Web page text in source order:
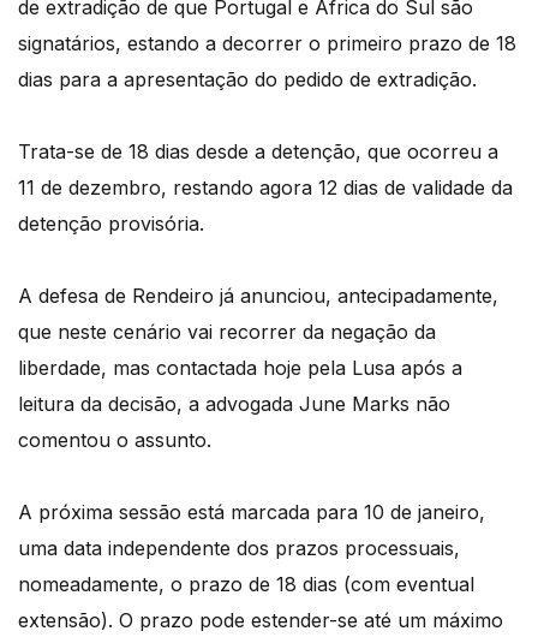
de extradição de que Portugal e África do Sul são
signatários, estando a decorrer o primeiro prazo de 18
dias para a apresentação do pedido de extradição.
Trata-se de 18 dias desde a detenção, que ocorreu a
11 de dezembro, restando agora 12 dias de validade da
detenção provisória.
A defesa de Rendeiro já anunciou, antecipadamente,
que neste cenário vai recorrer da negação da
liberdade, mas contactada hoje pela Lusa após a
leitura da decisão, a advogada June Marks não
comentou o assunto.
A próxima sessão está marcada para 10 de janeiro,
uma data independente dos prazos processuais,
nomeadamente, o prazo de 18 dias (com eventual
extensão). O prazo pode estender-se até um máximo